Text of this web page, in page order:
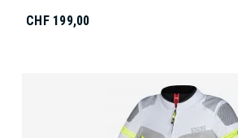
CHF 199,00